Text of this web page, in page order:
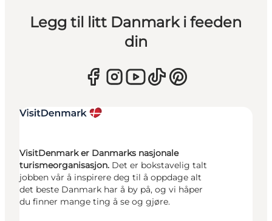
Legg til litt Danmark i feeden
din
VisitDenmark er Danmarks nasjonale
turismeorganisasjon. Det er bokstavelig talt
jobben vår å inspirere deg til å oppdage alt
det beste Danmark har å by på, og vi håper
du finner mange ting å se og gjøre.